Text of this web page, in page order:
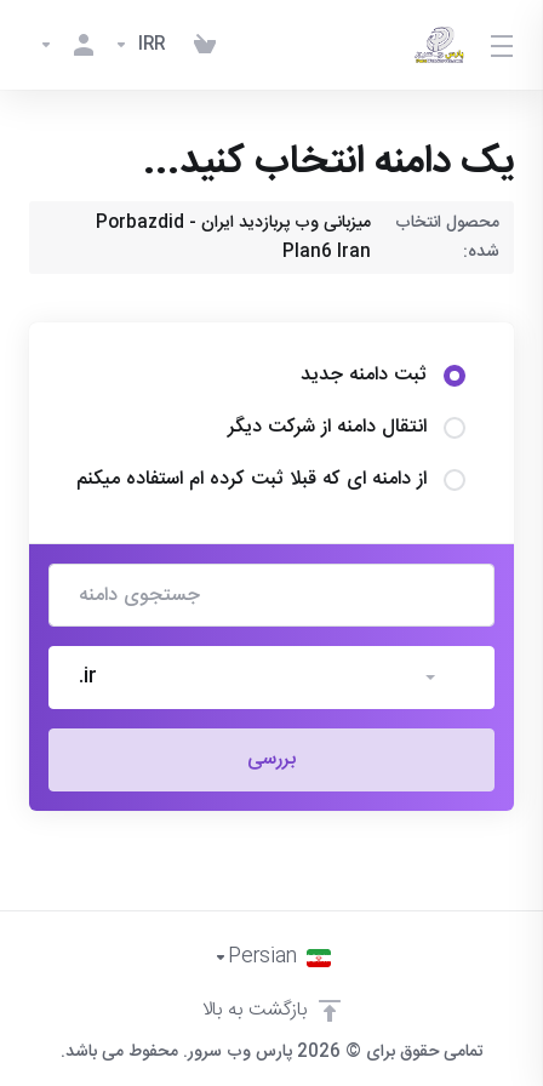
IRR
یک دامنه انتخاب کنید...
محصول انتخاب
شده:
میزبانی وب پربازدید ایران - Porbazdid
Plan6 Iran
ثبت دامنه جدید
انتقال دامنه از شرکت دیگر
از دامنه ای که قبلا ثبت کرده ام استفاده میکنم
.ir
بررسی
تمامی حقوق برای © 2026 پارس وب سرور. محفوط می باشد.
Persian
بازگشت به بالا